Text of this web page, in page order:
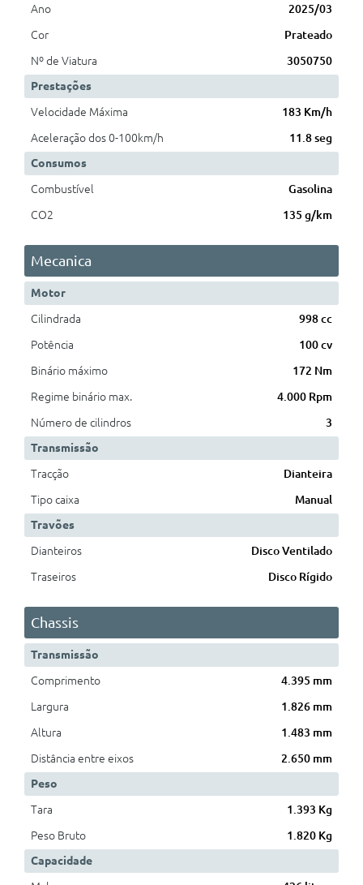
Ano
2025/03
Cor
Prateado
Nº de Viatura
3050750
Prestações
Velocidade Máxima
183 Km/h
Aceleração dos 0-100km/h
11.8 seg
Consumos
Combustível
Gasolina
CO2
135 g/km
Mecanica
Motor
Cilindrada
998 cc
Potência
100 cv
Binário máximo
172 Nm
Regime binário max.
4.000 Rpm
Número de cilindros
3
Transmissão
Tracção
Dianteira
Tipo caixa
Manual
Travões
Dianteiros
Disco Ventilado
Traseiros
Disco Rígido
Chassis
Transmissão
Comprimento
4.395 mm
Largura
1.826 mm
Altura
1.483 mm
Distância entre eixos
2.650 mm
Peso
Tara
1.393 Kg
Peso Bruto
1.820 Kg
Capacidade